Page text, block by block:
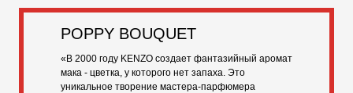
POPPY BOUQUET
«В 2000 году KENZO создает фантазийный аромат
мака - цветка, у которого нет запаха. Это
уникальное творение мастера-парфюмера